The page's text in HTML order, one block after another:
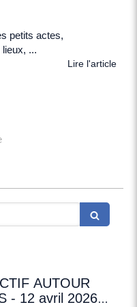
petits actes,
...
Lire l'article
AUTOUR
- 12 avril 2026 à